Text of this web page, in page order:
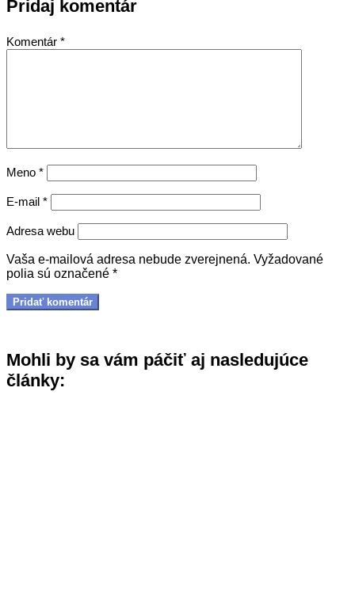
Pridaj komentár
Komentár *
Meno *
E-mail *
Adresa webu
Vaša e-mailová adresa nebude zverejnená. Vyžadované
polia sú označené *
Mohli by sa vám páčiť aj nasledujúce
články: